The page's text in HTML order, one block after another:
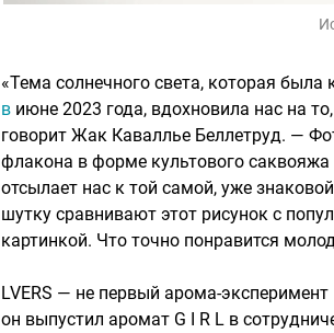
«Тема солнечного света, которая
в июне 2023 года, вдохновила нас на
говорит Жак Каваллье Беллетруд. —
флакона в форме культового
отсылает нас к той самой, уже
шутку сравнивают этот рисунок с
картинкой. Что точно понравится
LVERS — не первый арома-эксперимент
он выпустил аромат G I R L в